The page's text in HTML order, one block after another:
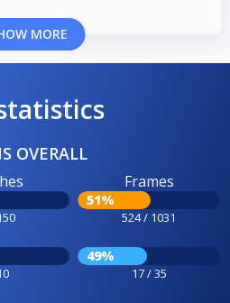
MORE
OVERALL
Frames
51%
524 / 1031
49%
17 / 35